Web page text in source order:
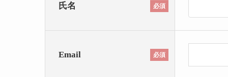
必須
氏名
必須
Email